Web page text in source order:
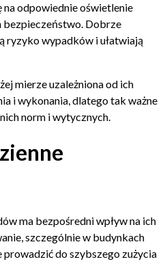
odpowiednie oświetlenie
bezpieczeństwo. Dobrze
ryzyko wypadków i ułatwiają
mierze uzależniona od ich
i wykonania, dlatego tak ważne
norm i wytycznych.
ma bezpośredni wpływ na ich
szczególnie w budynkach
do szybszego zużycia